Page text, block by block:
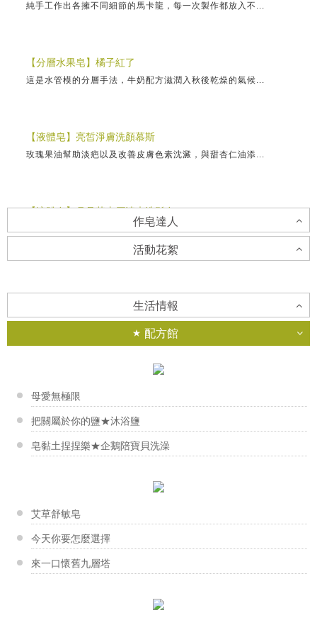
純手工作出各擁不同細節的馬卡龍，每一次製作都放入不...
【分層水果皂】橘子紅了
這是水管模的分層手法，牛奶配方滋潤入秋後乾燥的氣候...
【液體皂】亮皙淨膚洗顏慕斯
玫瑰果油幫助淡疤以及改善皮膚色素沈澱，與甜杏仁油添...
【液體皂】月見草去屑清爽洗髮皂
含有70%珍貴亞油酸的月見草油，能溫和改善油膩易搔...
蛋糕皂美美的外衣下，隱藏著最重要的蛋糕皂體。蛋糕皂...
洗淨油膩的碗盤，還能洗淨每日蔬果，讓我們能都吃的健...
【製皂模具】自製矽膠模
用現有的材料製作自己喜歡的矽膠模，方便實惠又有趣！...
【分層甜點皂】紅心西瓜
製作分層皂的方式很簡單，不僅步驟操作容易，在視覺上...
作皂達人
蕭奕盈老師
「看到他們做出成品後很快樂的樣子，我也很滿足。」奕...
葉惠美老師
「每每聽著店裡客人、朋友們，分享用皂後的的點點滴滴...
曾瑞英老師
活動花絮
香草工房淡水店-擴香石吊飾課程
浪漫玫瑰花擴香吊飾 可置放於居家空間角落，成為美...
香草工房台南店-韓式擠花課程
這次來到了台南市的【社區工會 ‧ 中餐工會 】職訓...
香草工房台南店-藝術香氛蠟片
香草工房台南店-杯子蛋糕皂課程
在台南市社區工會職訓中心的課程 美美的杯子蛋糕皂...
香草工房苗栗店-皂類與保養品商品實作班
生活情報
新手大哉問-你不能不知道的幾件...
寒流來襲！改善手腳冰冷，驅寒有...
冬季皮膚乾癢怎麼辦？ 輕鬆跟冬...
膚質檢測表你對自己肌膚有多了解
配方館
母愛無極限
把關屬於你的鹽★沐浴鹽
皂黏土捏捏樂★企鵝陪寶貝洗澡
艾草舒敏皂
今天你要怎麼選擇
來一口懷舊九層塔